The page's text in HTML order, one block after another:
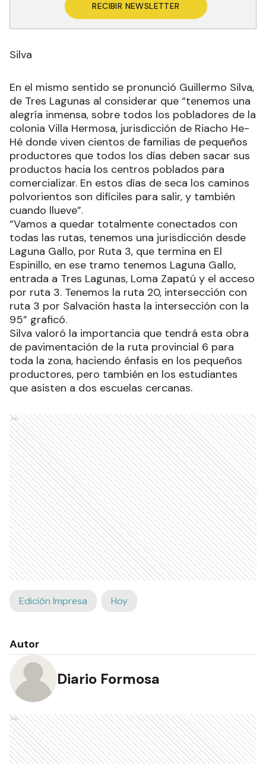
RECIBIR NEWSLETTER
Silva
En el mismo sentido se pronunció Guillermo Silva,
de Tres Lagunas al considerar que “tenemos una
alegría inmensa, sobre todos los pobladores de la
colonia Villa Hermosa, jurisdicción de Riacho He-
Hé donde viven cientos de familias de pequeños
productores que todos los días deben sacar sus
productos hacia los centros poblados para
comercializar. En estos días de seca los caminos
polvorientos son difíciles para salir, y también
cuando llueve”.
“Vamos a quedar totalmente conectados con
todas las rutas, tenemos una jurisdicción desde
Laguna Gallo, por Ruta 3, que termina en El
Espinillo, en ese tramo tenemos Laguna Gallo,
entrada a Tres Lagunas, Loma Zapatú y el acceso
por ruta 3. Tenemos la ruta 20, intersección con
ruta 3 por Salvación hasta la intersección con la
95” graficó.
Silva valoró la importancia que tendrá esta obra
de pavimentación de la ruta provincial 6 para
toda la zona, haciendo énfasis en los pequeños
productores, pero también en los estudiantes
que asisten a dos escuelas cercanas.
Ads
Edición Impresa Hoy
Autor
Diario Formosa
Ads